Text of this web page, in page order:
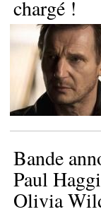
chargé !
Bande
Paul
Olivia